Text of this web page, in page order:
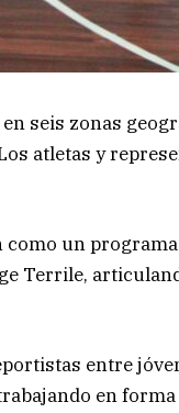
seis zonas
atletas y
un
Terrile,
entre
en